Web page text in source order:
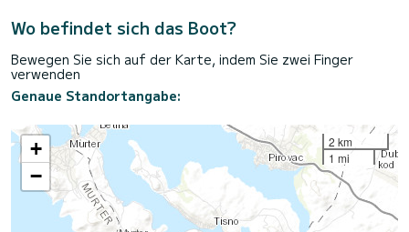
Wo befindet sich das Boot?
Bewegen Sie sich auf der Karte, indem Sie zwei Finger
verwenden
Genaue Standortangabe:
+
−
2 km
1 mi